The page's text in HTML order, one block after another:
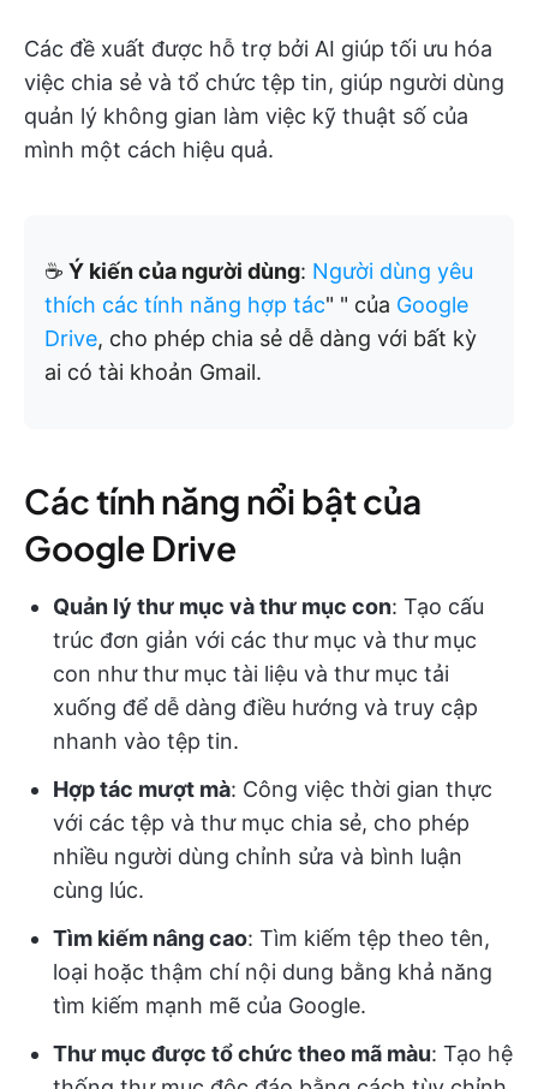
Các đề xuất được hỗ trợ bởi AI giúp tối ưu hóa
việc chia sẻ và tổ chức tệp tin, giúp người dùng
quản lý không gian làm việc kỹ thuật số của
mình một cách hiệu quả.
☕ Ý kiến của người dùng: Người dùng yêu
thích các tính năng hợp tác" " của Google
Drive, cho phép chia sẻ dễ dàng với bất kỳ
ai có tài khoản Gmail.
Các tính năng nổi bật của
Google Drive
Quản lý thư mục và thư mục con: Tạo cấu
trúc đơn giản với các thư mục và thư mục
con như thư mục tài liệu và thư mục tải
xuống để dễ dàng điều hướng và truy cập
nhanh vào tệp tin.
Hợp tác mượt mà: Công việc thời gian thực
với các tệp và thư mục chia sẻ, cho phép
nhiều người dùng chỉnh sửa và bình luận
cùng lúc.
Tìm kiếm nâng cao: Tìm kiếm tệp theo tên,
loại hoặc thậm chí nội dung bằng khả năng
tìm kiếm mạnh mẽ của Google.
Thư mục được tổ chức theo mã màu: Tạo hệ